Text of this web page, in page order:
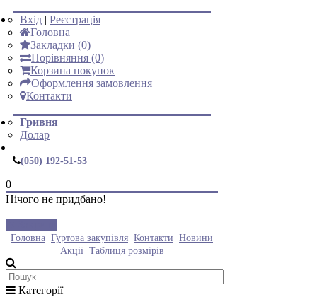
Вхід | Реєстрація
Головна
Закладки (0)
Порівняння (0)
Корзина покупок
Оформлення замовлення
Контакти
Гривня
Долар
(050) 192-51-53
0
Нічого не придбано!
Головна Гуртова закупівля Контакти Новини
Акції Таблиця розмірів
Категорії